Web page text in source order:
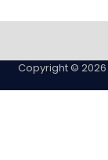
Copyright © 2026